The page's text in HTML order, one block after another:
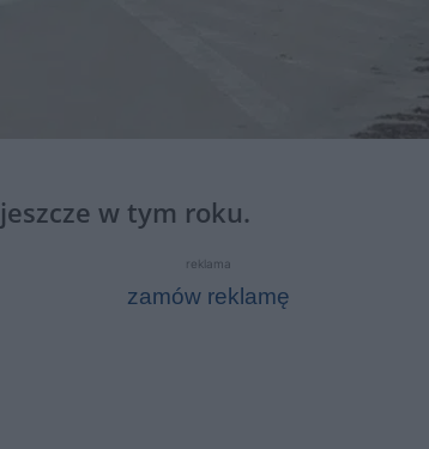
w tym roku.
reklama
zamów reklamę